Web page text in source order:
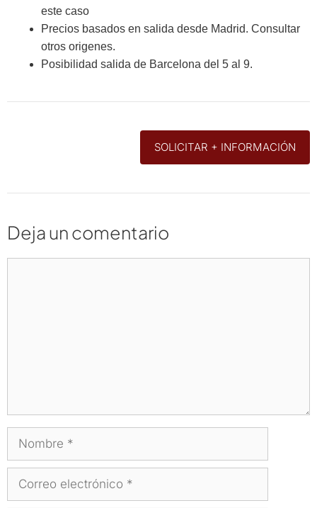
este caso
Precios basados en salida desde Madrid. Consultar
otros origenes.
Posibilidad salida de Barcelona del 5 al 9.
SOLICITAR + INFORMACIÓN
Deja un comentario